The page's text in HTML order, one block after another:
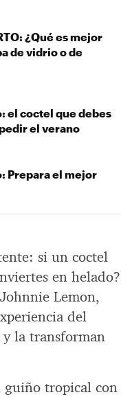
si un coctel
en helado?
Lemon,
del
la transforman
guiño tropical con
¿Qué es mejor
de vidrio o de
el coctel que debes
el verano
Prepara el mejor